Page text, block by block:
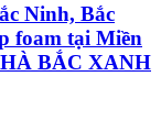
Ninh, Bắc
foam tại Miền
BẮC XANH